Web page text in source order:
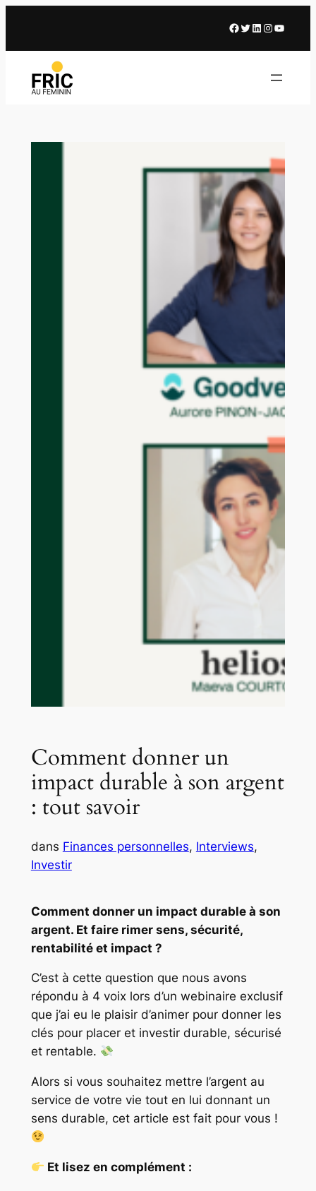
Facebook
X LinkedIn
Instagram
Comment donner un
impact durable à son argent
: tout savoir
dans Finances personnelles, Interviews
Investir
Comment donner un impact durable à son
argent. Et faire rimer sens, sécurité,
rentabilité et impact ?
C’est à cette question que nous avons
répondu à 4 voix lors d’un webinaire exclusif
que j’ai eu le plaisir d’animer pour donner les
clés pour placer et investir durable, sécurisé
et rentable.
Alors si vous souhaitez mettre l’argent au
service de votre vie tout en lui donnant un
sens durable, cet article est fait pour vous !
Et lisez en complément :